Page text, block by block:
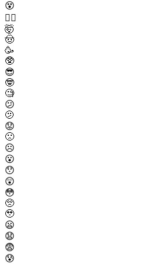
😵
😵‍💫
🤯
🤠
🥳
🥸
😎
🤓
🧐
😕
🫤
😟
🙁
☹️
😮
😯
😲
😳
🥺
🥹
😦
😧
😨
😰